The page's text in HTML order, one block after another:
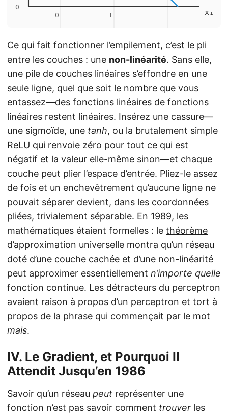
Ce qui fait fonctionner l’empilement, c’est le pli
entre les couches : une non-linéarité. Sans elle,
une pile de couches linéaires s’effondre en une
seule ligne, quel que soit le nombre que vous
entassez—des fonctions linéaires de fonctions
linéaires restent linéaires. Insérez une cassure—
une sigmoïde, une tanh, ou la brutalement simple
ReLU qui renvoie zéro pour tout ce qui est
négatif et la valeur elle-même sinon—et chaque
couche peut plier l’espace d’entrée. Pliez-le assez
de fois et un enchevêtrement qu’aucune ligne ne
pouvait séparer devient, dans les coordonnées
pliées, trivialement séparable. En 1989, les
mathématiques étaient formelles : le théorème
d’approximation universelle montra qu’un réseau
doté d’une couche cachée et d’une non-linéarité
peut approximer essentiellement n’importe quelle
fonction continue. Les détracteurs du perceptron
avaient raison à propos d’un perceptron et tort à
propos de la phrase qui commençait par le mot
mais.
IV. Le Gradient, et Pourquoi Il
Attendit Jusqu’en 1986
Savoir qu’un réseau peut représenter une
fonction n’est pas savoir comment trouver les